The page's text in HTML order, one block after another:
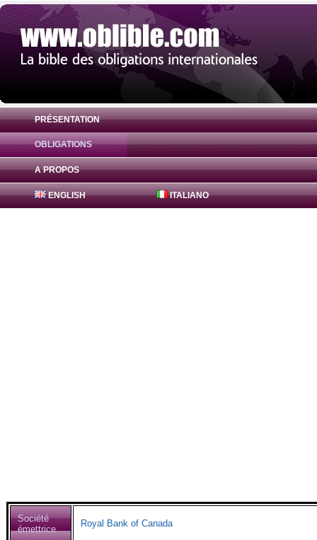
PRÉSENTATION
OBLIGATIONS
A PROPOS
ENGLISH ITALIANO
Obligation Royal Bank of Canada 2.67% (
Société
émettrice
Royal Bank of Canada